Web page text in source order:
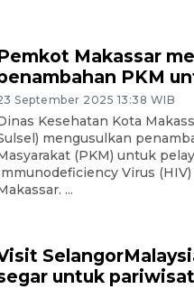
Makassar
PKM
September 2025 13:38 WIB
Kesehatan Kota
mengusulkan
(PKM) untuk
Virus (HIV)
...
untuk